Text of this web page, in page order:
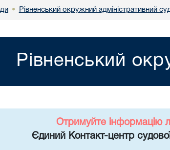
• Рівненський окружний адміністративний
Рівненський
Отримуйте інформацію
Єдиний Контакт-центр